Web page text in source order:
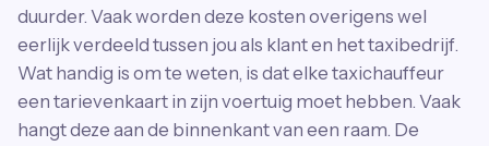
duurder. Vaak worden deze kosten overigens wel
eerlijk verdeeld tussen jou als klant en het taxibedrijf.
Wat handig is om te weten, is dat elke taxichauffeur
een tarievenkaart in zijn voertuig moet hebben. Vaak
hangt deze aan de binnenkant van een raam. De